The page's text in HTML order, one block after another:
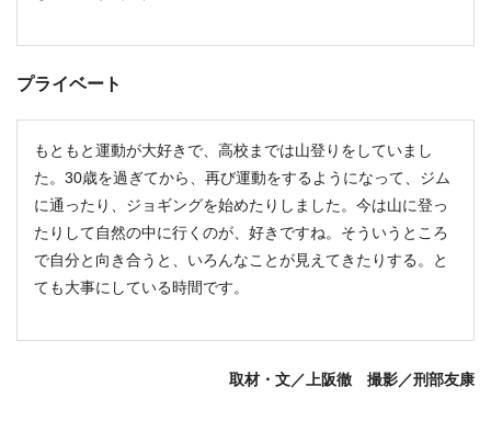
プライベート
もともと運動が大好きで、高校までは山登りをしていまし
た。30歳を過ぎてから、再び運動をするようになって、ジム
に通ったり、ジョギングを始めたりしました。今は山に登っ
たりして自然の中に行くのが、好きですね。そういうところ
で自分と向き合うと、いろんなことが見えてきたりする。と
ても大事にしている時間です。
取材・文／上阪徹 撮影／刑部友康